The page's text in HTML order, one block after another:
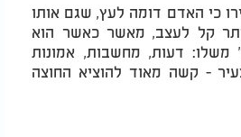
כי האדם דומה לעץ, שגם אותו
קל לעצב, מאשר כאשר הוא
דעות, מחשבות, אמונות
- קשה מאוד להוציא החוצה